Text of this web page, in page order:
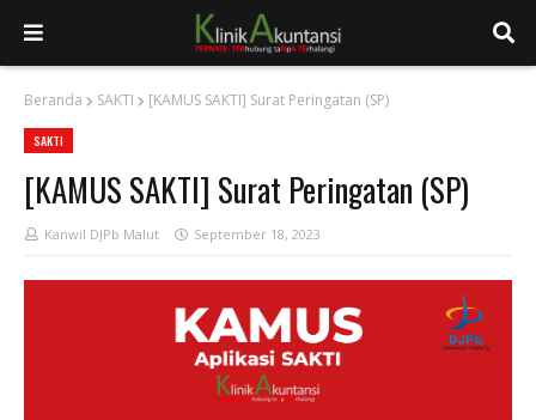
Beranda SAKTI [KAMUS SAKTI] Surat Peringatan (SP)
SAKTI
[KAMUS SAKTI] Surat Peringatan (SP)
Kanwil DJPb Malut September 18, 2023